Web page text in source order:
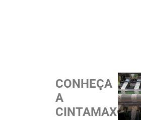
CONHEÇA
A
CINTAMAX®